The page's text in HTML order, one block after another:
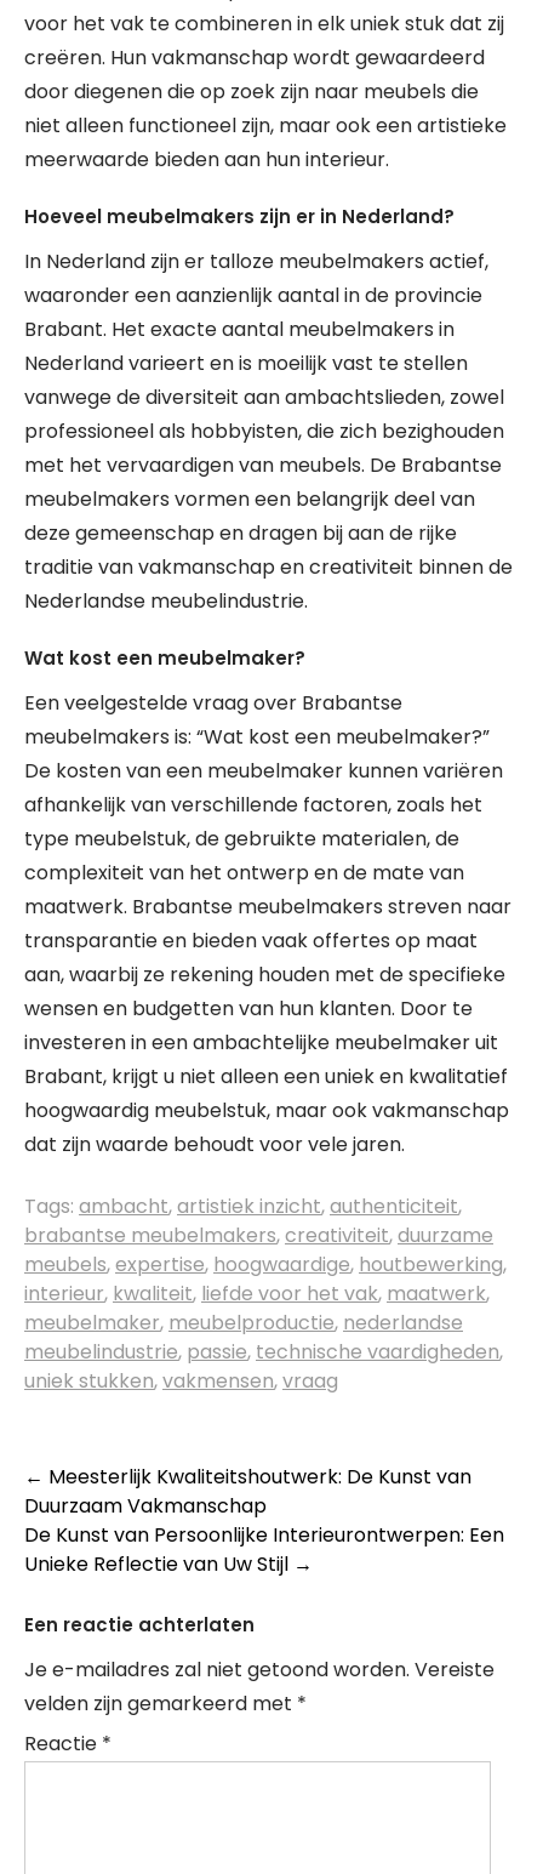
voor het vak te combineren in elk uniek stuk dat zij
creëren. Hun vakmanschap wordt gewaardeerd
door diegenen die op zoek zijn naar meubels die
niet alleen functioneel zijn, maar ook een artistieke
meerwaarde bieden aan hun interieur.
Hoeveel meubelmakers zijn er in Nederland?
In Nederland zijn er talloze meubelmakers actief,
waaronder een aanzienlijk aantal in de provincie
Brabant. Het exacte aantal meubelmakers in
Nederland varieert en is moeilijk vast te stellen
vanwege de diversiteit aan ambachtslieden, zowel
professioneel als hobbyisten, die zich bezighouden
met het vervaardigen van meubels. De Brabantse
meubelmakers vormen een belangrijk deel van
deze gemeenschap en dragen bij aan de rijke
traditie van vakmanschap en creativiteit binnen de
Nederlandse meubelindustrie.
Wat kost een meubelmaker?
Een veelgestelde vraag over Brabantse
meubelmakers is: “Wat kost een meubelmaker?”
De kosten van een meubelmaker kunnen variëren
afhankelijk van verschillende factoren, zoals het
type meubelstuk, de gebruikte materialen, de
complexiteit van het ontwerp en de mate van
maatwerk. Brabantse meubelmakers streven naar
transparantie en bieden vaak offertes op maat
aan, waarbij ze rekening houden met de specifieke
wensen en budgetten van hun klanten. Door te
investeren in een ambachtelijke meubelmaker uit
Brabant, krijgt u niet alleen een uniek en kwalitatief
hoogwaardig meubelstuk, maar ook vakmanschap
dat zijn waarde behoudt voor vele jaren.
Tags: ambacht,artistiek inzicht,authenticiteit,
brabantse meubelmakers,creativiteit,duurzame
meubels,expertise, hoogwaardige, houtbewerking,
interieur, kwaliteit, liefde voor het vak, maatwerk,
meubelmaker, meubelproductie, nederlandse
meubelindustrie, passie, technische vaardigheden,
uniek stukken,vakmensen,vraag
Berichtnavigatie
← Meesterlijk Kwaliteitshoutwerk: De Kunst van
Duurzaam Vakmanschap
De Kunst van Persoonlijke Interieurontwerpen: Een
Unieke Reflectie van Uw Stijl →
Een reactie achterlaten
Je e-mailadres zal niet getoond worden. Vereiste
velden zijn gemarkeerd met *
Reactie *